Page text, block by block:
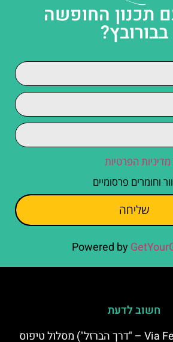
תכנון החופשה
בבורובץ?
מדיניות הפרטיות
וחומרים פרסומיים
שליחה
Powered by
חשוב לדעת
ויה פראטה (Via Ferrata – "דרך הברזל") מסלול טיפוס